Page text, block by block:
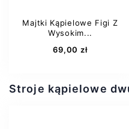
Stroje kąpielowe
Dodaj do koszyka
Majtki Kąpielowe Figi Z
Wysokim...
69,00 zł